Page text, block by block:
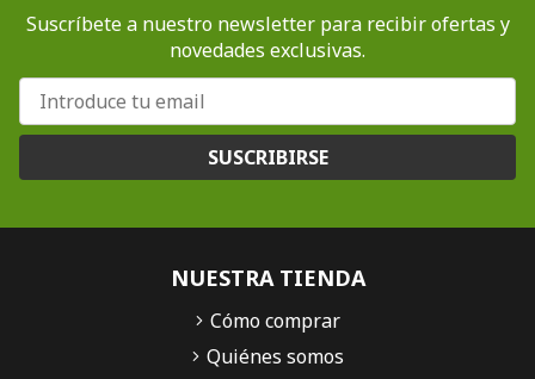
Suscríbete a nuestro newsletter para recibir ofertas y
novedades exclusivas.
SUSCRIBIRSE
NUESTRA TIENDA
Cómo comprar
Quiénes somos